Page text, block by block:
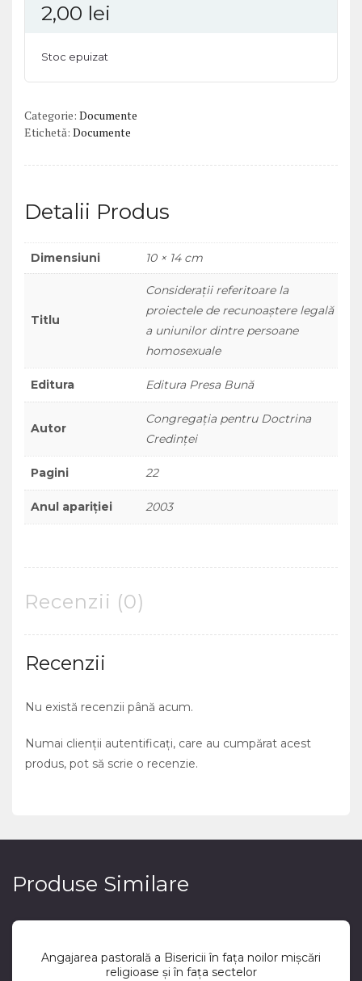
2,00 lei
Stoc epuizat
Categorie: Documente
Etichetă: Documente
Detalii Produs
Dimensiuni 10 × 14 cm
Titlu
Consideraţii referitoare la
proiectele de recunoaştere legală
a uniunilor dintre persoane
homosexuale
Editura Editura Presa Bună
Autor
Congregația pentru Doctrina
Credinței
Pagini 22
Anul apariției 2003
Recenzii (0)
Recenzii
Nu există recenzii până acum.
Numai clienții autentificați, care au cumpărat acest
produs, pot să scrie o recenzie.
Produse Similare
Angajarea pastorală a Bisericii în fața noilor mișcări
religioase și în fața sectelor